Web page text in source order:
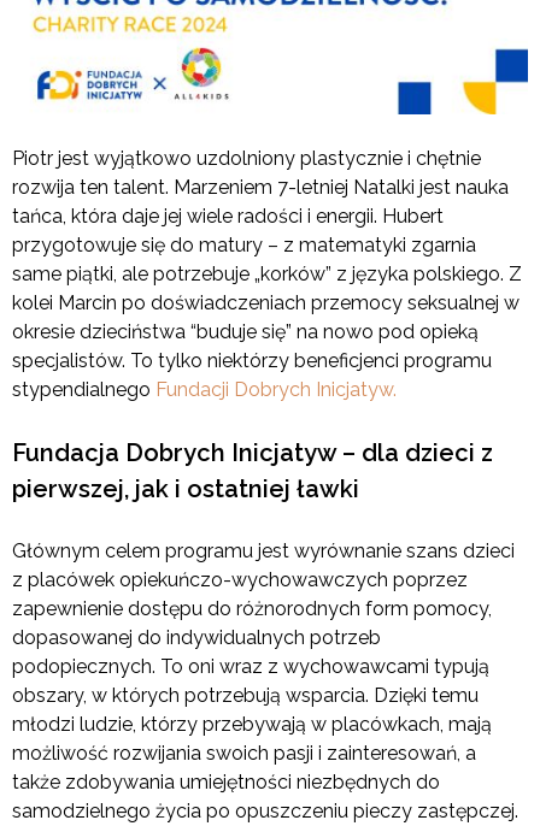
Piotr jest wyjątkowo uzdolniony plastycznie i chętnie
rozwija ten talent. Marzeniem 7-letniej Natalki jest nauka
tańca, która daje jej wiele radości i energii. Hubert
przygotowuje się do matury – z matematyki zgarnia
same piątki, ale potrzebuje „korków” z języka polskiego. Z
kolei Marcin po doświadczeniach przemocy seksualnej w
okresie dzieciństwa “buduje się” na nowo pod opieką
specjalistów. To tylko niektórzy beneficjenci programu
stypendialnego Fundacji Dobrych Inicjatyw.
Fundacja Dobrych Inicjatyw – dla dzieci z
pierwszej, jak i ostatniej ławki
Głównym celem programu jest wyrównanie szans dzieci
z placówek opiekuńczo-wychowawczych poprzez
zapewnienie dostępu do różnorodnych form pomocy,
dopasowanej do indywidualnych potrzeb
podopiecznych. To oni wraz z wychowawcami typują
obszary, w których potrzebują wsparcia. Dzięki temu
młodzi ludzie, którzy przebywają w placówkach, mają
możliwość rozwijania swoich pasji i zainteresowań, a
także zdobywania umiejętności niezbędnych do
samodzielnego życia po opuszczeniu pieczy zastępczej.